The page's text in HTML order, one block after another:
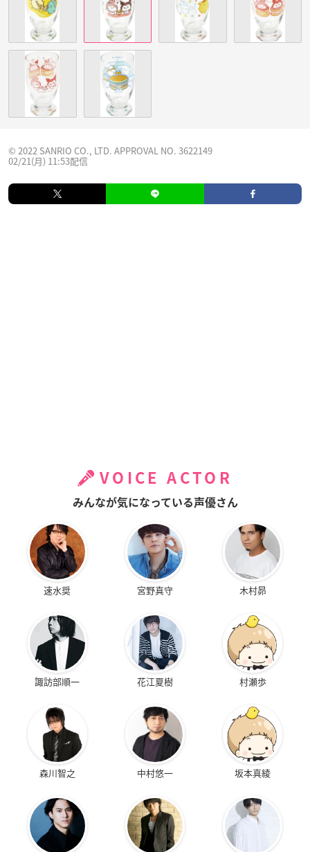
© 2022 SANRIO CO., LTD. APPROVAL NO. 3622149
02/21(月) 11:53配信
VOICE ACTOR
みんなが気になっている声優さん
速水奨 宮野真守 木村昴
諏訪部順一 花江夏樹 村瀬歩
森川智之 中村悠一 坂本真綾